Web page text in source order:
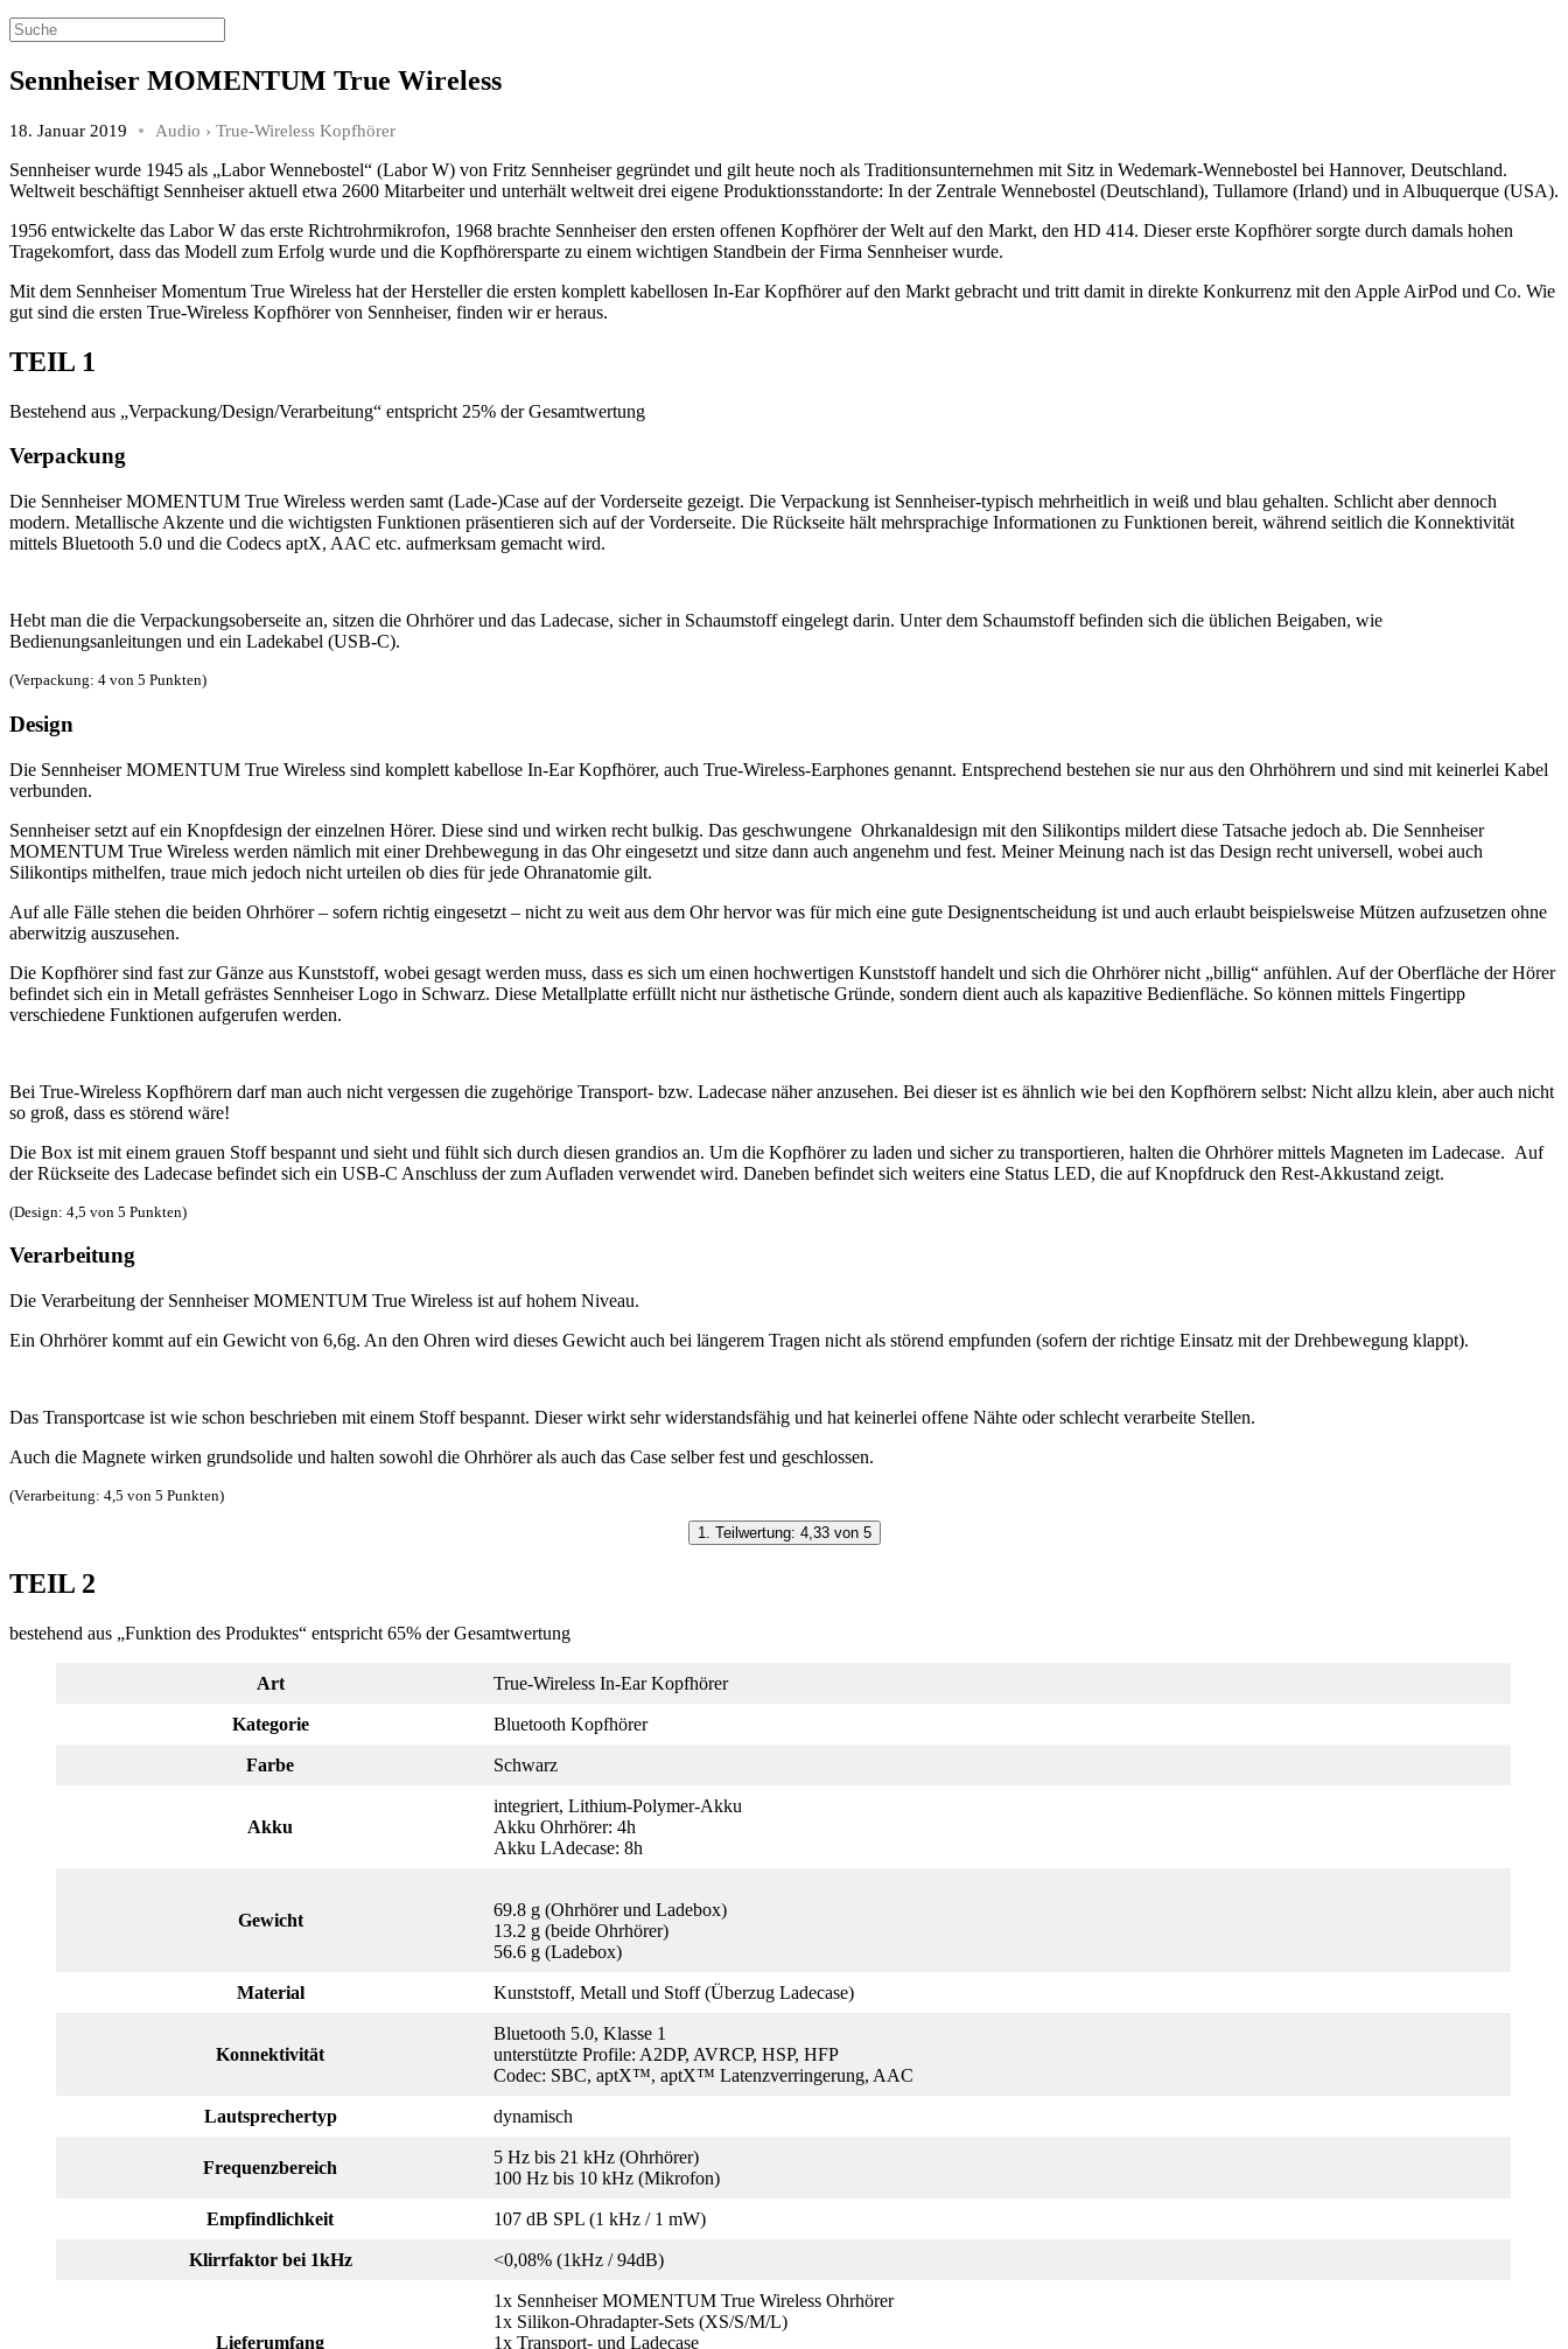
Sennheiser MOMENTUM True Wireless
18. Januar 2019 Audio › True-Wireless Kopfhörer
Sennheiser wurde 1945 als „Labor Wennebostel“ (Labor W) von Fritz Sennheiser gegründet und gilt heute noch als Traditionsunternehmen mit Sitz in Wedemark-Wennebostel bei Hannover, Deutschland.
Weltweit beschäftigt Sennheiser aktuell etwa 2600 Mitarbeiter und unterhält weltweit drei eigene Produktionsstandorte: In der Zentrale Wennebostel (Deutschland), Tullamore (Irland) und in Albuquerque (USA).
1956 entwickelte das Labor W das erste Richtrohrmikrofon, 1968 brachte Sennheiser den ersten offenen Kopfhörer der Welt auf den Markt, den HD 414. Dieser erste Kopfhörer sorgte durch damals hohen
Tragekomfort, dass das Modell zum Erfolg wurde und die Kopfhörersparte zu einem wichtigen Standbein der Firma Sennheiser wurde.
Mit dem Sennheiser Momentum True Wireless hat der Hersteller die ersten komplett kabellosen In-Ear Kopfhörer auf den Markt gebracht und tritt damit in direkte Konkurrenz mit den Apple AirPod und Co. Wie
gut sind die ersten True-Wireless Kopfhörer von Sennheiser, finden wir er heraus.
TEIL 1
Bestehend aus „Verpackung/Design/Verarbeitung“ entspricht 25% der Gesamtwertung
Verpackung
Die Sennheiser MOMENTUM True Wireless werden samt (Lade-)Case auf der Vorderseite gezeigt. Die Verpackung ist Sennheiser-typisch mehrheitlich in weiß und blau gehalten. Schlicht aber dennoch
modern. Metallische Akzente und die wichtigsten Funktionen präsentieren sich auf der Vorderseite. Die Rückseite hält mehrsprachige Informationen zu Funktionen bereit, während seitlich die Konnektivität
mittels Bluetooth 5.0 und die Codecs aptX, AAC etc. aufmerksam gemacht wird.
Hebt man die die Verpackungsoberseite an, sitzen die Ohrhörer und das Ladecase, sicher in Schaumstoff eingelegt darin. Unter dem Schaumstoff befinden sich die üblichen Beigaben, wie
Bedienungsanleitungen und ein Ladekabel (USB-C).
(Verpackung: 4 von 5 Punkten)
Design
Die Sennheiser MOMENTUM True Wireless sind komplett kabellose In-Ear Kopfhörer, auch True-Wireless-Earphones genannt. Entsprechend bestehen sie nur aus den Ohrhöhrern und sind mit keinerlei Kabel
verbunden.
Sennheiser setzt auf ein Knopfdesign der einzelnen Hörer. Diese sind und wirken recht bulkig. Das geschwungene Ohrkanaldesign mit den Silikontips mildert diese Tatsache jedoch ab. Die Sennheiser
MOMENTUM True Wireless werden nämlich mit einer Drehbewegung in das Ohr eingesetzt und sitze dann auch angenehm und fest. Meiner Meinung nach ist das Design recht universell, wobei auch
Silikontips mithelfen, traue mich jedoch nicht urteilen ob dies für jede Ohranatomie gilt.
Auf alle Fälle stehen die beiden Ohrhörer – sofern richtig eingesetzt – nicht zu weit aus dem Ohr hervor was für mich eine gute Designentscheidung ist und auch erlaubt beispielsweise Mützen aufzusetzen ohne
aberwitzig auszusehen.
Die Kopfhörer sind fast zur Gänze aus Kunststoff, wobei gesagt werden muss, dass es sich um einen hochwertigen Kunststoff handelt und sich die Ohrhörer nicht „billig“ anfühlen. Auf der Oberfläche der Hörer
befindet sich ein in Metall gefrästes Sennheiser Logo in Schwarz. Diese Metallplatte erfüllt nicht nur ästhetische Gründe, sondern dient auch als kapazitive Bedienfläche. So können mittels Fingertipp
verschiedene Funktionen aufgerufen werden.
Bei True-Wireless Kopfhörern darf man auch nicht vergessen die zugehörige Transport- bzw. Ladecase näher anzusehen. Bei dieser ist es ähnlich wie bei den Kopfhörern selbst: Nicht allzu klein, aber auch nicht
so groß, dass es störend wäre!
Die Box ist mit einem grauen Stoff bespannt und sieht und fühlt sich durch diesen grandios an. Um die Kopfhörer zu laden und sicher zu transportieren, halten die Ohrhörer mittels Magneten im Ladecase. Auf
der Rückseite des Ladecase befindet sich ein USB-C Anschluss der zum Aufladen verwendet wird. Daneben befindet sich weiters eine Status LED, die auf Knopfdruck den Rest-Akkustand zeigt.
(Design: 4,5 von 5 Punkten)
Verarbeitung
Die Verarbeitung der Sennheiser MOMENTUM True Wireless ist auf hohem Niveau.
Ein Ohrhörer kommt auf ein Gewicht von 6,6g. An den Ohren wird dieses Gewicht auch bei längerem Tragen nicht als störend empfunden (sofern der richtige Einsatz mit der Drehbewegung klappt).
Das Transportcase ist wie schon beschrieben mit einem Stoff bespannt. Dieser wirkt sehr widerstandsfähig und hat keinerlei offene Nähte oder schlecht verarbeite Stellen.
Auch die Magnete wirken grundsolide und halten sowohl die Ohrhörer als auch das Case selber fest und geschlossen.
(Verarbeitung: 4,5 von 5 Punkten)
1. Teilwertung: 4,33 von 5
TEIL 2
bestehend aus „Funktion des Produktes“ entspricht 65% der Gesamtwertung
Art True-Wireless In-Ear Kopfhörer
Kategorie Bluetooth Kopfhörer
Farbe Schwarz
Akku
integriert, Lithium-Polymer-Akku
Akku Ohrhörer: 4h
Akku LAdecase: 8h
Gewicht
69.8 g (Ohrhörer und Ladebox)
13.2 g (beide Ohrhörer)
56.6 g (Ladebox)
Material Kunststoff, Metall und Stoff (Überzug Ladecase)
Konnektivität
Bluetooth 5.0, Klasse 1
unterstützte Profile: A2DP, AVRCP, HSP, HFP
Codec: SBC, aptX™, aptX™ Latenzverringerung, AAC
Lautsprechertyp dynamisch
Frequenzbereich
5 Hz bis 21 kHz (Ohrhörer)
100 Hz bis 10 kHz (Mikrofon)
Empfindlichkeit 107 dB SPL (1 kHz / 1 mW)
Klirrfaktor bei 1kHz <0,08% (1kHz / 94dB)
Lieferumfang
1x Sennheiser MOMENTUM True Wireless Ohrhörer
1x Silikon-Ohradapter-Sets (XS/S/M/L)
1x Transport- und Ladecase